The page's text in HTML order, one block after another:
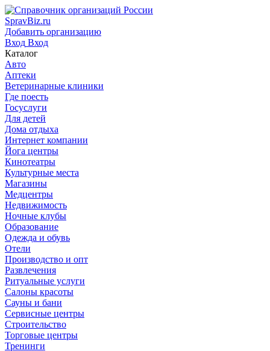
SpravBiz.ru
Добавить организацию
Вход Вход
Каталог
Авто
Аптеки
Ветеринарные клиники
Где поесть
Госуслуги
Для детей
Дома отдыха
Интернет компании
Йога центры
Кинотеатры
Культурные места
Магазины
Медцентры
Недвижимость
Ночные клубы
Образование
Одежда и обувь
Отели
Производство и опт
Развлечения
Ритуальные услуги
Салоны красоты
Сауны и бани
Сервисные центры
Строительство
Торговые центры
Тренинги